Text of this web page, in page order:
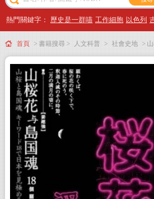
主題閱讀
出版專區
會員專屬
會員儲值方案
熱門關鍵字： 歷史是一群喵 工作細胞 以色列
首頁 > 書籍搜尋 > 人文科普 > 社會史地 >
鍵字看穿日本